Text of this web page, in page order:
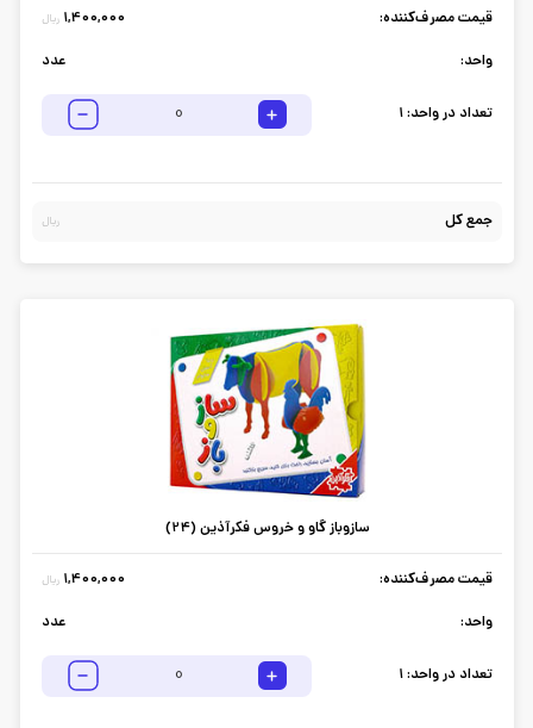
قیمت مصرف‌کننده: 1,400,000 ریال
واحد: عدد
تعداد در واحد:1
جمع کل ریال
سازوباز گاو و خروس فکرآذین (24)
قیمت مصرف‌کننده: 1,400,000 ریال
واحد: عدد
تعداد در واحد:1